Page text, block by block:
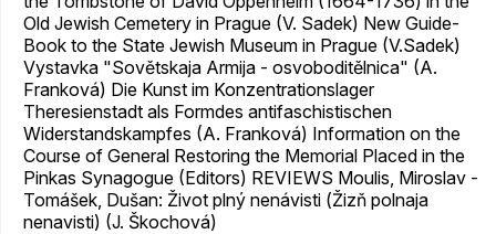
Old Jewish Cemetery in Prague (V. Sadek) New Guide-
Book to the State Jewish Museum in Prague (V.Sadek)
Vystavka "Sovětskaja Armija - osvoboditělnica" (A.
Franková) Die Kunst im Konzentrationslager
Theresienstadt als Formdes antifaschistischen
Widerstandskampfes (A. Franková) Information on the
Course of General Restoring the Memorial Placed in the
Pinkas Synagogue (Editors) REVIEWS Moulis, Miroslav -
Tomášek, Dušan: Život plný nenávisti (Žizň polnaja
nenavisti) (J. Škochová)